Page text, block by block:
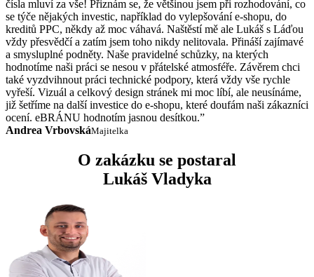
čísla mluví za vše! Přiznám se, že většinou jsem při rozhodování, co
se týče nějakých investic, například do vylepšování e-shopu, do
kreditů PPC, někdy až moc váhavá. Naštěstí mě ale Lukáš s Láďou
vždy přesvědčí a zatím jsem toho nikdy nelitovala. Přináší zajímavé
a smysluplné podněty. Naše pravidelné schůzky, na kterých
hodnotíme naši práci se nesou v přátelské atmosféře. Závěrem chci
také vyzdvihnout práci technické podpory, která vždy vše rychle
vyřeší. Vizuál a celkový design stránek mi moc líbí, ale neusínáme,
již šetříme na další investice do e-shopu, které doufám naši zákazníci
ocení. eBRÁNU hodnotím jasnou desítkou.”
Andrea VrbovskáMajitelka
O zakázku se postaral
Lukáš Vladyka